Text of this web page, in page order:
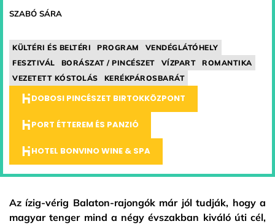
SZABÓ SÁRA
KÜLTÉRI ÉS BELTÉRI PROGRAM
VENDÉGLÁTÓHELY
FESZTIVÁL
BORÁSZAT / PINCÉSZET VÍZPART
ROMANTIKA
VEZETETT KÓSTOLÁS
KERÉKPÁROSBARÁT
DOBOSI PINCÉSZET BIRTOKKÖZPONT
PORT ÉTTEREM ÉS PANZIÓ
HOTEL BONVINO WINE & SPA
Az ízig-vérig Balaton-rajongók már jól tudják, hogy a
magyar tenger mind a négy évszakban kiváló úti cél,